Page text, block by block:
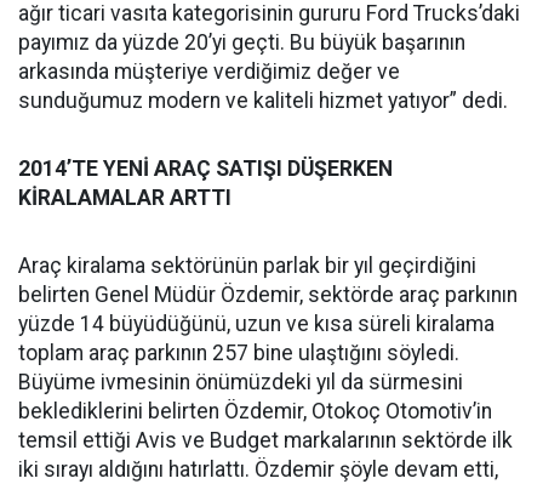
ağır ticari vasıta kategorisinin gururu Ford Trucks’daki
payımız da yüzde 20’yi geçti. Bu büyük başarının
arkasında müşteriye verdiğimiz değer ve
sunduğumuz modern ve kaliteli hizmet yatıyor” dedi.
2014’TE YENİ ARAÇ SATIŞI DÜŞERKEN
KİRALAMALAR ARTTI
Araç kiralama sektörünün parlak bir yıl geçirdiğini
belirten Genel Müdür Özdemir, sektörde araç parkının
yüzde 14 büyüdüğünü, uzun ve kısa süreli kiralama
toplam araç parkının 257 bine ulaştığını söyledi.
Büyüme ivmesinin önümüzdeki yıl da sürmesini
beklediklerini belirten Özdemir, Otokoç Otomotiv’in
temsil ettiği Avis ve Budget markalarının sektörde ilk
iki sırayı aldığını hatırlattı. Özdemir şöyle devam etti,